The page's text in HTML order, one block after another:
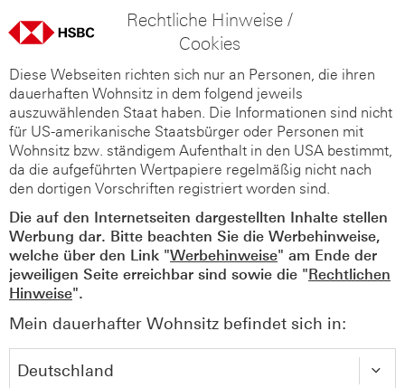
Rechtliche Hinweise /
Cookies
Diese Webseiten richten sich nur an Personen, die ihren
dauerhaften Wohnsitz in dem folgend jeweils
auszuwählenden Staat haben. Die Informationen sind nicht
für US-amerikanische Staatsbürger oder Personen mit
Wohnsitz bzw. ständigem Aufenthalt in den USA bestimmt,
da die aufgeführten Wertpapiere regelmäßig nicht nach
den dortigen Vorschriften registriert worden sind.
Die auf den Internetseiten dargestellten Inhalte stellen
Werbung dar. Bitte beachten Sie die Werbehinweise,
welche über den Link "Werbehinweise" am Ende der
jeweiligen Seite erreichbar sind sowie die "Rechtlichen
Hinweise".
Mein dauerhafter Wohnsitz befindet sich in: